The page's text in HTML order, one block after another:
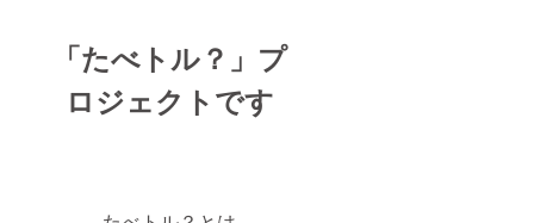
「たべトル？」 プ
ロジェクトです